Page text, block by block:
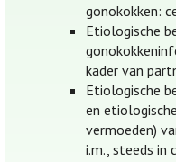
gonokokken:
Etiologische
kader van
Etiologische
en
vermoeden)
i.m., steeds in